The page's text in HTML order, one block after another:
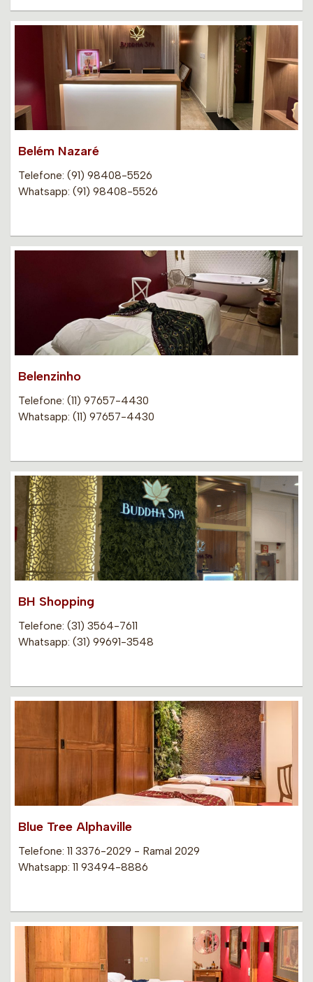
Belém Nazaré
Telefone: (91) 98408-5526
Whatsapp: (91) 98408-5526
Belenzinho
Telefone: (11) 97657-4430
Whatsapp: (11) 97657-4430
BH Shopping
Telefone: (31) 3564-7611
Whatsapp: (31) 99691-3548
Blue Tree Alphaville
Telefone: 11 3376-2029 - Ramal 2029
Whatsapp: 11 93494-8886